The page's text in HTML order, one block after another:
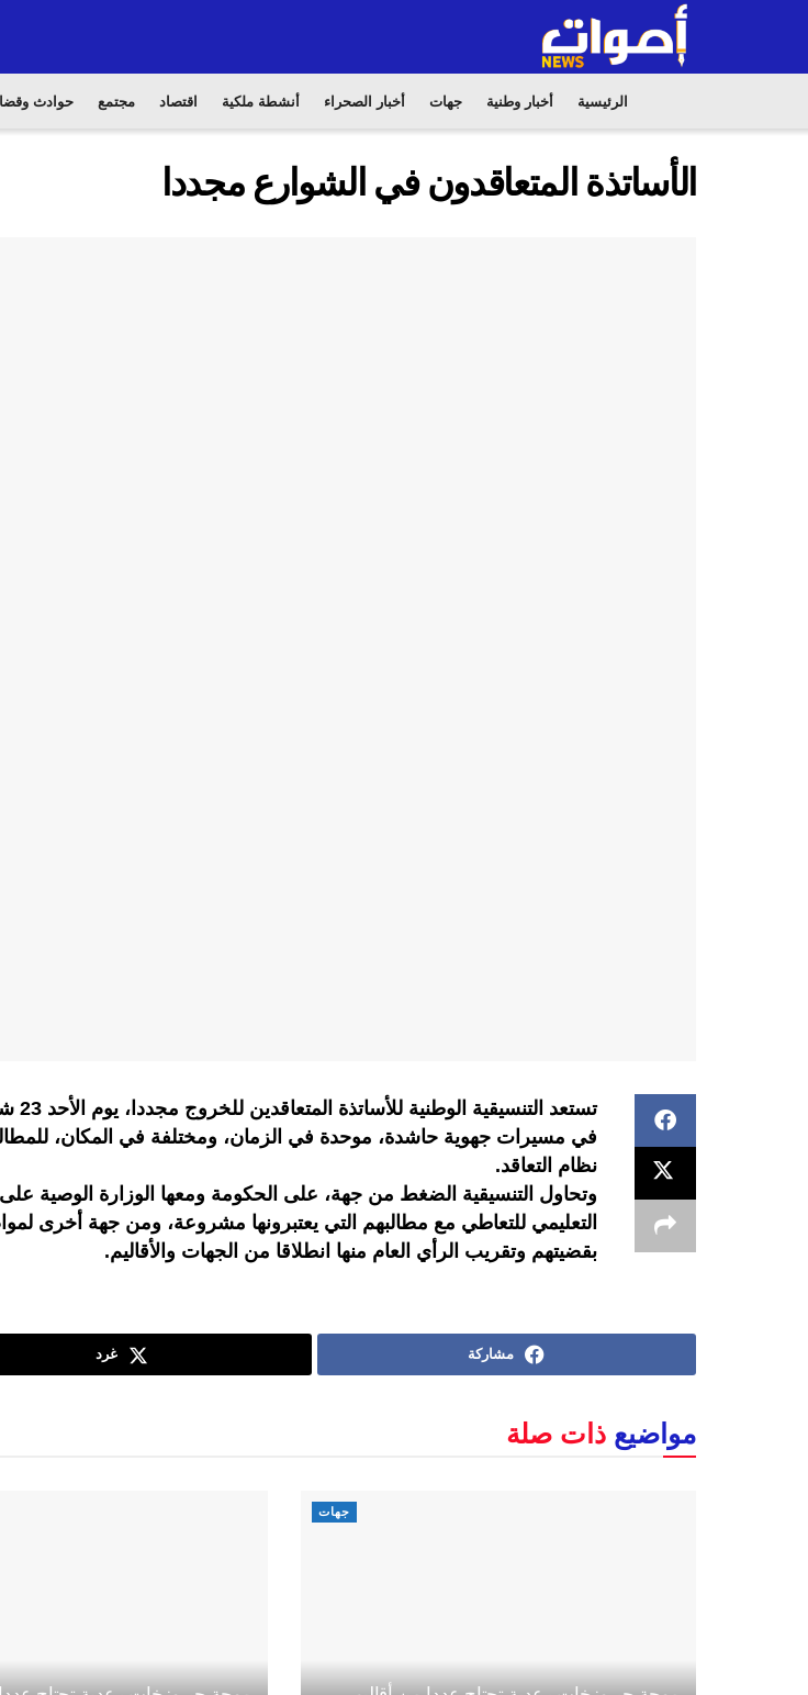
الرئيسية أخبار وطنية جهات أخبار الصحراء أنشطة ملكية اقتصاد مجتمع حوادث
الأساتذة المتعاقدون في الشوارع مجددا
تستعد
في مسيرات جهوية حاشدة، موحدة في الزمان، ومختلفة في المكان،
نظام التعاقد.
وتحاول التنسيقية الضغط من جهة، على الحكومة ومعها الوزارة الوصية
التعليمي للتعاطي مع مطالبهم التي يعتبرونها مشروعة، ومن جهة أخرى
بقضيتهم وتقريب الرأي العام منها انطلاقا من الجهات والأقاليم.
مشاركة غرد
مواضيع ذات صلة
جهات